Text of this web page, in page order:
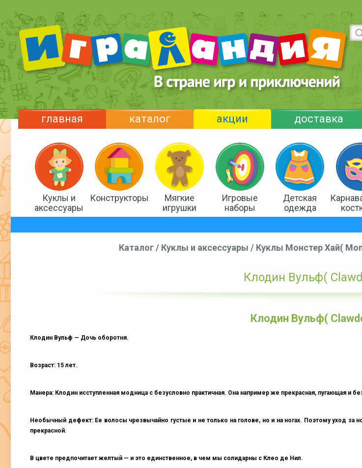
главная каталог акции доставка
Куклы и
аксессуары
Конструкторы
Мягкие
игрушки
Игровые
наборы
Детская
одежда
Каталог/ Куклы и аксессуары / Куклы Монстер Хай(
Клодин Вульф(
Клодин Вульф(
Клодин Вульф — Дочь оборотня.
Возраст: 15 лет.
Манера: Клодин исступленная модница с безусловно практичная. Она например же прекрасная, пугающая и
Необычный дефект: Ее волосы чрезвычайно густые и не только на голове, но и на ногах. Поэтому уход за
прекрасной.
В цвете предпочитает желтый — и это единственное, в чем мы солидарны с Клео де Нил.